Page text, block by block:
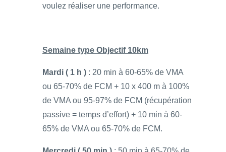
voulez réaliser une performance.
Semaine type Objectif 10km
Mardi ( 1 h ) : 20 min à 60-65% de VMA
ou 65-70% de FCM + 10 x 400 m à 100%
de VMA ou 95-97% de FCM (récupération
passive = temps d’effort) + 10 min à 60-
65% de VMA ou 65-70% de FCM.